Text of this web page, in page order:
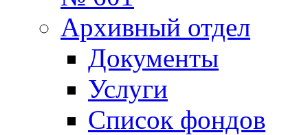
Архивный отдел
Документы
Услуги
Список фондов